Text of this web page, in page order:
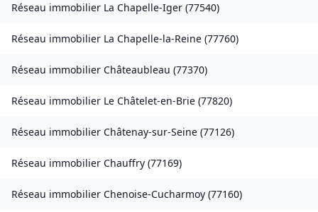
Réseau immobilier La Chapelle-Iger (77540)
Réseau immobilier La Chapelle-la-Reine (77760)
Réseau immobilier Châteaubleau (77370)
Réseau immobilier Le Châtelet-en-Brie (77820)
Réseau immobilier Châtenay-sur-Seine (77126)
Réseau immobilier Chauffry (77169)
Réseau immobilier Chenoise-Cucharmoy (77160)